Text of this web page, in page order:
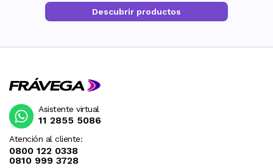
Descubrir productos
Atención al cliente:
0800 122 0338
0810 999 3728
Asistente virtual
11 2855 5086